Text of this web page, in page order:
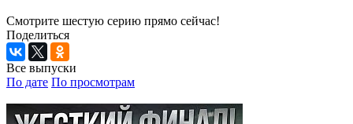
Смотрите шестую серию прямо сейчас!
Поделиться
Все выпуски
По дате По просмотрам